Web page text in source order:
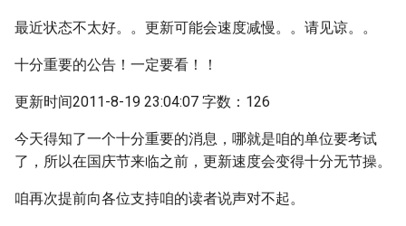
最近状态不太好。。更新可能会速度减慢。。请见谅。。
十分重要的公告！一定要看！！
更新时间2011-8-19 23:04:07 字数：126
今天得知了一个十分重要的消息，哪就是咱的单位要考试
了，所以在国庆节来临之前，更新速度会变得十分无节操。
咱再次提前向各位支持咱的读者说声对不起。